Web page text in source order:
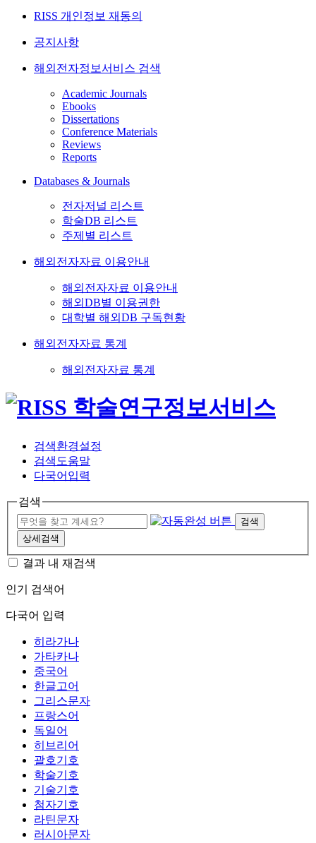
RISS 개인정보 재동의
공지사항
해외전자정보서비스 검색
Academic Journals
Ebooks
Dissertations
Conference Materials
Reviews
Reports
Databases & Journals
전자저널 리스트
학술DB 리스트
주제별 리스트
해외전자자료 이용안내
해외전자자료 이용안내
해외DB별 이용권한
대학별 해외DB 구독현황
해외전자자료 통계
해외전자자료 통계
검색환경설정
검색도움말
다국어입력
검색
검색
상세검색
결과 내 재검색
인기 검색어
다국어 입력
히라가나
가타카나
중국어
한글고어
그리스문자
프랑스어
독일어
히브리어
괄호기호
학술기호
기술기호
첨자기호
라틴문자
러시아문자